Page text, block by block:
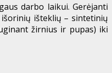
darbo laikui. Gerėjanti
išteklių – sintetinių
žirnius ir pupas) iki